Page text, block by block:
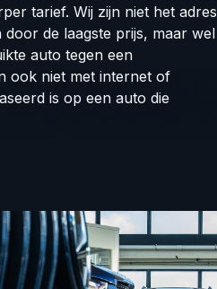
tarief. Wij zijn niet het adres
de laagste prijs, maar wel
auto tegen een
ook niet met internet of
is op een auto die